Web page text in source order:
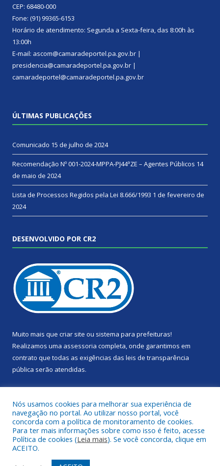
CEP: 68480-000
Fone: (91) 99365-6153
Horário de atendimento: Segunda a Sexta-feira, das 8:00h às
13:00h
E-mail: ascom@camaradeportel.pa.gov.br |
presidencia@camaradeportel.pa.gov.br |
camaradeportel@camaradeportel.pa.gov.br
ÚLTIMAS PUBLICAÇÕES
Comunicado 15 de julho de 2024
Recomendação Nº 001-2024-MPPA-PJ44ªZE – Agentes Públicos 14
de maio de 2024
Lista de Processos Regidos pela Lei 8.666/1993 1 de fevereiro de
2024
DESENVOLVIDO POR CR2
Muito mais que criar site ou sistema para prefeituras!
Realizamos uma assessoria completa, onde garantimos em
contrato que todas as exigências das leis de transparência
pública serão atendidas.
Todos os direitos reservados a Câmara Municipal de Portel.
Nós usamos cookies para melhorar sua experiência de
navegação no portal. Ao utilizar nosso portal, você
concorda com a política de monitoramento de cookies.
Para ter mais informações sobre como isso é feito, acesse
Política de cookies (Leia mais). Se você concorda, clique em
ACEITO.